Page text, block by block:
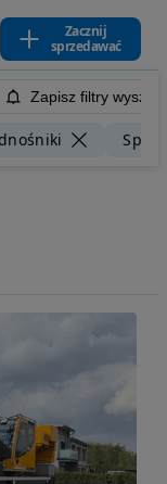
Zacznij
sprzedawać
Zapisz filtry